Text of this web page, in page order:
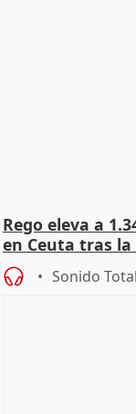
Rego eleva a
en Ceuta tras
Sonido